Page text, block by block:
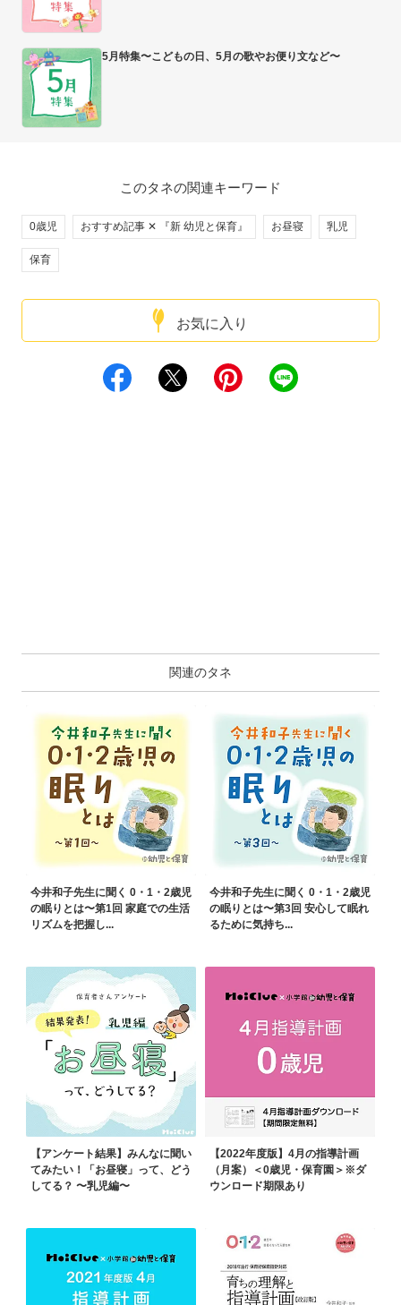
5月特集〜こどもの日、5月の歌やお便り文など〜
お気に入り
このタネの関連キーワード
0歳児 おすすめ記事 ✕ 『新 幼児と保育』 お昼寝 乳児
保育
関連のタネ
今井和子先生に聞く 0・1・2歳児
の眠りとは〜第1回 家庭での生活
リズムを把握し...
今井和子先生に聞く 0・1・2歳児
の眠りとは〜第3回 安心して眠れ
るために気持ち...
【アンケート結果】みんなに聞い
てみたい！「お昼寝」って、どう
してる？ 〜乳児編〜
【2022年度版】4月の指導計画
（月案）＜0歳児・保育園＞※ダ
ウンロード期限あり